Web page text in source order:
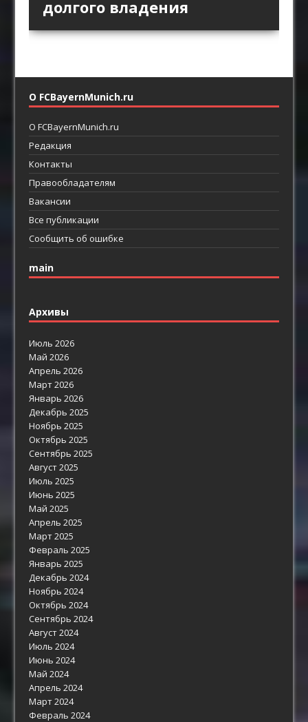
как главный ресурс атаки
возвращают прямой
футбол
долгого владения
пространство между
линиями
О FCBayernMunich.ru
О FCBayernMunich.ru
Редакция
Контакты
Правообладателям
Вакансии
Все публикации
Сообщить об ошибке
main
Архивы
Июль 2026
Май 2026
Апрель 2026
Март 2026
Январь 2026
Декабрь 2025
Ноябрь 2025
Октябрь 2025
Сентябрь 2025
Август 2025
Июль 2025
Июнь 2025
Май 2025
Апрель 2025
Март 2025
Февраль 2025
Январь 2025
Декабрь 2024
Ноябрь 2024
Октябрь 2024
Сентябрь 2024
Август 2024
Июль 2024
Июнь 2024
Май 2024
Апрель 2024
Март 2024
Февраль 2024